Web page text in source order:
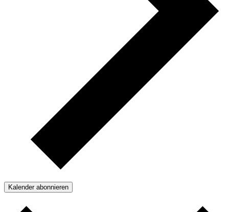
Kalender abonnieren